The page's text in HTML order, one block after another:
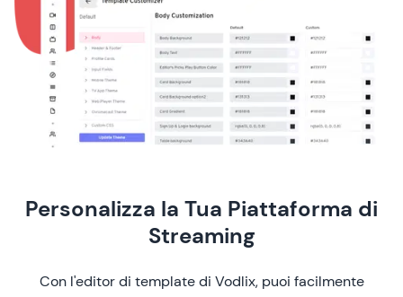
Personalizza la Tua Piattaforma di
Streaming
Con l'editor di template di Vodlix, puoi facilmente